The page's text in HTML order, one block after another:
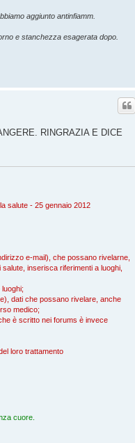
aggiunto antinfiamm.
e stanchezza esagerata dopo.
RINGRAZIA E DICE
salute - 25 gennaio 2012
e-mail), che possano rivelarne,
inserisca riferimenti a luoghi,
dati che possano rivelare, anche
medico;
è scritto nei forums è invece
loro trattamento
cuore.